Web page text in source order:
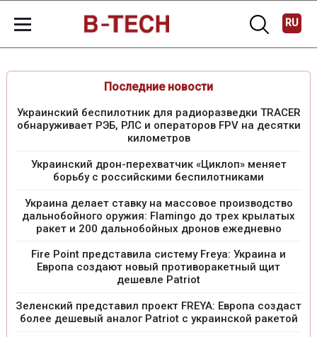
RU
Последние новости
Украинский беспилотник для радиоразведки TRACER
обнаруживает РЭБ, РЛС и операторов FPV на десятки
километров
Украинский дрон-перехватчик «Циклоп» меняет
борьбу с российскими беспилотниками
Украина делает ставку на массовое производство
дальнобойного оружия: Flamingo до трех крылатых
ракет и 200 дальнобойных дронов ежедневно
Fire Point представила систему Freya: Украина и
Европа создают новый противоракетный щит
дешевле Patriot
Зеленский представил проект FREYA: Европа создаст
более дешевый аналог Patriot с украинской ракетой